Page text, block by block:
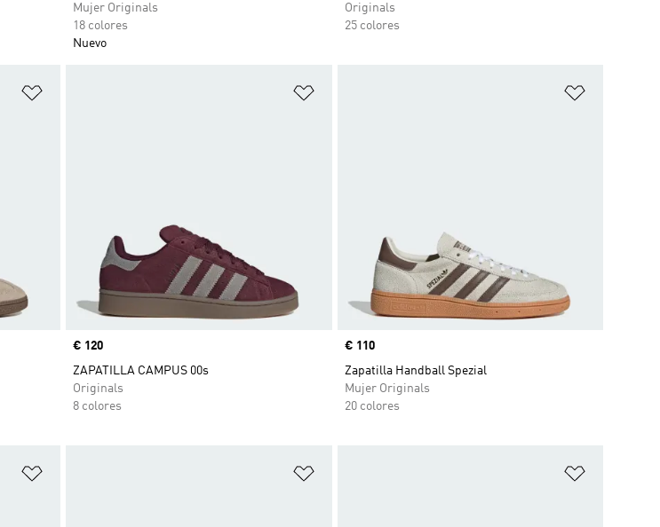
Mujer Originals
18 colores
Nuevo
Originals
25 colores
Precio
€ 120
ZAPATILLA CAMPUS 00s
Originals
8 colores
Precio
€ 110
Zapatilla Handball Spezial
Mujer Originals
20 colores